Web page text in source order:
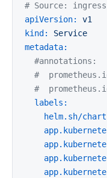
# Source:
apiVersion:
v1
kind:
Service
metadata:
#annotations:
#
#
labels:
helm.sh/